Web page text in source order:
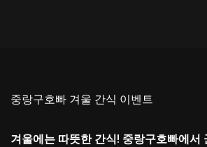
중랑구호빠 겨울 간식 이벤트
겨울에는 따뜻한 간식! 중랑구호빠에서